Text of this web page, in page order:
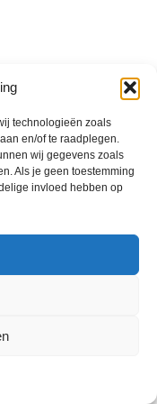
technologieën zoals
en/of te raadplegen.
wij gegevens zoals
Als je geen toestemming
invloed hebben op
29029262 - BTW nr